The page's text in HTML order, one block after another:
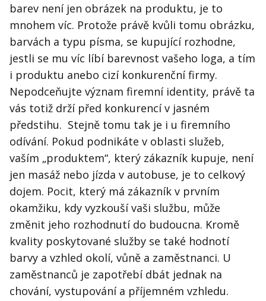
barev není jen obrázek na produktu, je to
mnohem víc. Protože právě kvůli tomu obrázku,
barvách a typu písma, se kupující rozhodne,
jestli se mu víc líbí barevnost vašeho loga, a tím
i produktu anebo cizí konkurenční firmy.
Nepodceňujte význam firemní identity, právě ta
vás totiž drží před konkurencí v jasném
předstihu. Stejně tomu tak je i u firemního
odívání. Pokud podnikáte v oblasti služeb,
vaším „produktem“, který zákazník kupuje, není
jen masáž nebo jízda v autobuse, je to celkový
dojem. Pocit, který má zákazník v prvním
okamžiku, kdy vyzkouší vaši službu, může
změnit jeho rozhodnutí do budoucna. Kromě
kvality poskytované služby se také hodnotí
barvy a vzhled okolí, vůně a zaměstnanci. U
zaměstnanců je zapotřebí dbát jednak na
chování, vystupování a příjemném vzhledu.